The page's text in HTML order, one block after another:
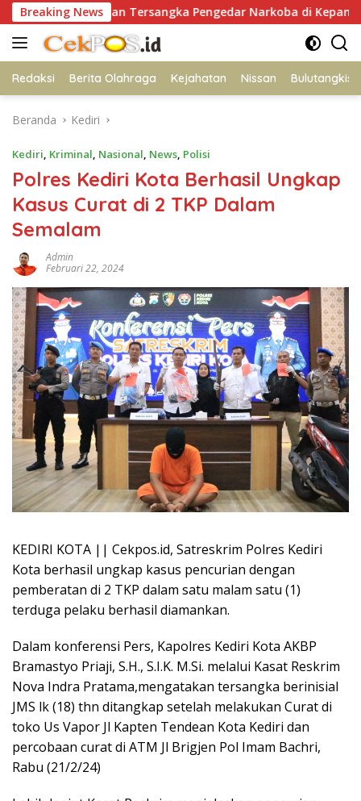
Langsung
ke
konten
Breaking News
Tersangka Pengedar Narkoba di Kepanjen, Sita Sabu
Redaksi Berita Olahraga Kejahatan Nissan Bulutangkis
Beranda Kediri
Kediri, Kriminal, Nasional, News, Polisi
Polres Kediri Kota Berhasil Ungkap
Kasus Curat di 2 TKP Dalam
Semalam
Admin
Februari 22, 2024
KEDIRI KOTA || Cekpos.id, Satreskrim Polres Kediri
Kota berhasil ungkap kasus pencurian dengan
pemberatan di 2 TKP dalam satu malam satu (1)
terduga pelaku berhasil diamankan.
Dalam konferensi Pers, Kapolres Kediri Kota AKBP
Bramastyo Priaji, S.H., S.I.K. M.Si. melalui Kasat Reskrim
Nova Indra Pratama,mengatakan tersangka berinisial
JMS lk (18) thn ditangkap setelah melakukan Curat di
toko Us Vapor Jl Kapten Tendean Kota Kediri dan
percobaan curat di ATM Jl Brigjen Pol Imam Bachri,
Rabu (21/2/24)